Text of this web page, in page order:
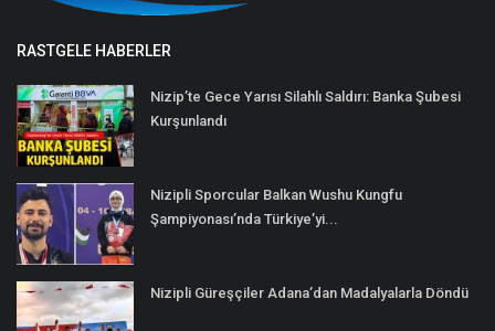
RASTGELE HABERLER
Nizip’te Gece Yarısı Silahlı Saldırı: Banka Şubesi
Kurşunlandı
Nizipli Sporcular Balkan Wushu Kungfu
Şampiyonası’nda Türkiye’yi...
Nizipli Güreşçiler Adana’dan Madalyalarla Döndü